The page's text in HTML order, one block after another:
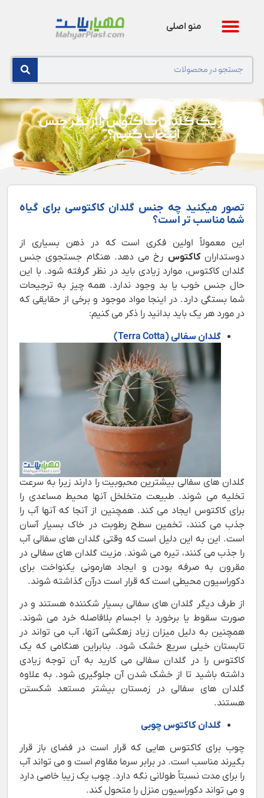
منو اصلی
چطور یک گلدان کاکتوس را از نظر جنس
انتخاب کنیم؟
تصور میکنید چه جنس گلدان کاکتوسی برای گیاه
شما مناسب تر است؟
این معمولاً اولین فکری است که در ذهن بسیاری از
دوستدارانکاکتوس رخ می دهد. هنگام جستجوی جنس
گلدان کاکتوس، موارد زیادی باید در نظر گرفته شود. با این
حال جنس خوب یا بد وجود ندارد. همه چیز به ترجیحات
شما بستگی دارد. در اینجا مواد موجود و برخی از حقایقی که
در مورد هر یک باید بدانید را ذکر می کنیم:
گلدان سفالی (Terra Cotta
)
گلدان های سفالی بیشترین محبوبیت را دارند زیرا به سرعت
تخلیه می شوند. طبیعت متخلخل آنها محیط مساعدی را
برای کاکتوس ایجاد می کند. همچنین از آنجا که آنها آب را
جذب می کنند، تخمین سطح رطوبت در خاک بسیار آسان
است. این به این دلیل است که وقتی گلدان های سفالی آب
را جذب می کنند، تیره می شوند. مزیت گلدان های سفالی در
مقرون به صرفه بودن و ایجاد هارمونی یکنواخت برای
دکوراسیون محیطی است که قرار است درآن گذاشته شوند.
از طرف دیگر گلدان های سفالی بسیار شکننده هستند و در
صورت سقوط یا برخورد با اجسام بلافاصله خرد می شوند.
همچنین به دلیل میزان زیاد زهکشی آنها، آب می تواند در
تابستان خیلی سریع خشک شود. بنابراین هنگامی که یک
کاکتوس را در گلدان سفالی می کارید به آن توجه زیادی
داشته باشید تا از خشک شدن آن جلوگیری شود. به علاوه
گلدان های سفالی در زمستان بیشتر مستعد شکستن
هستند.
گلدان کاکتوس چوبی
چوب برای کاکتوس هایی که قرار است در فضای باز قرار
بگیرند مناسب است. در برابر سرما مقاوم است و می تواند آب
را برای مدت نسبتاً طولانی نگه دارد. چوب یک زیبا خاصی دارد
و می تواند دکوراسیون منزل را متحول کند.